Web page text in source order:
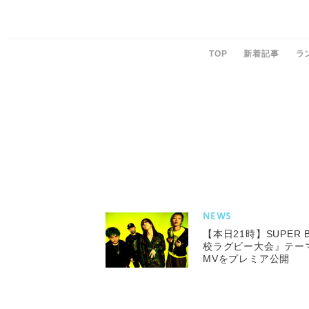
TOP 新着記事 ラ
NEWS
【本日21時】SUPER
校ラグビー大会』テー
MVをプレミア公開